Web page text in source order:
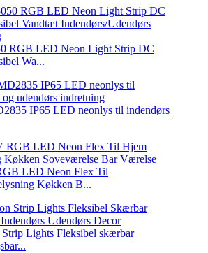
RGB LED Neon Light Strip DC
Wa...
IP65 LED neonlys til indendørs
LED Neon Flex Til
Køkken B...
Lights Fleksibel skærbar